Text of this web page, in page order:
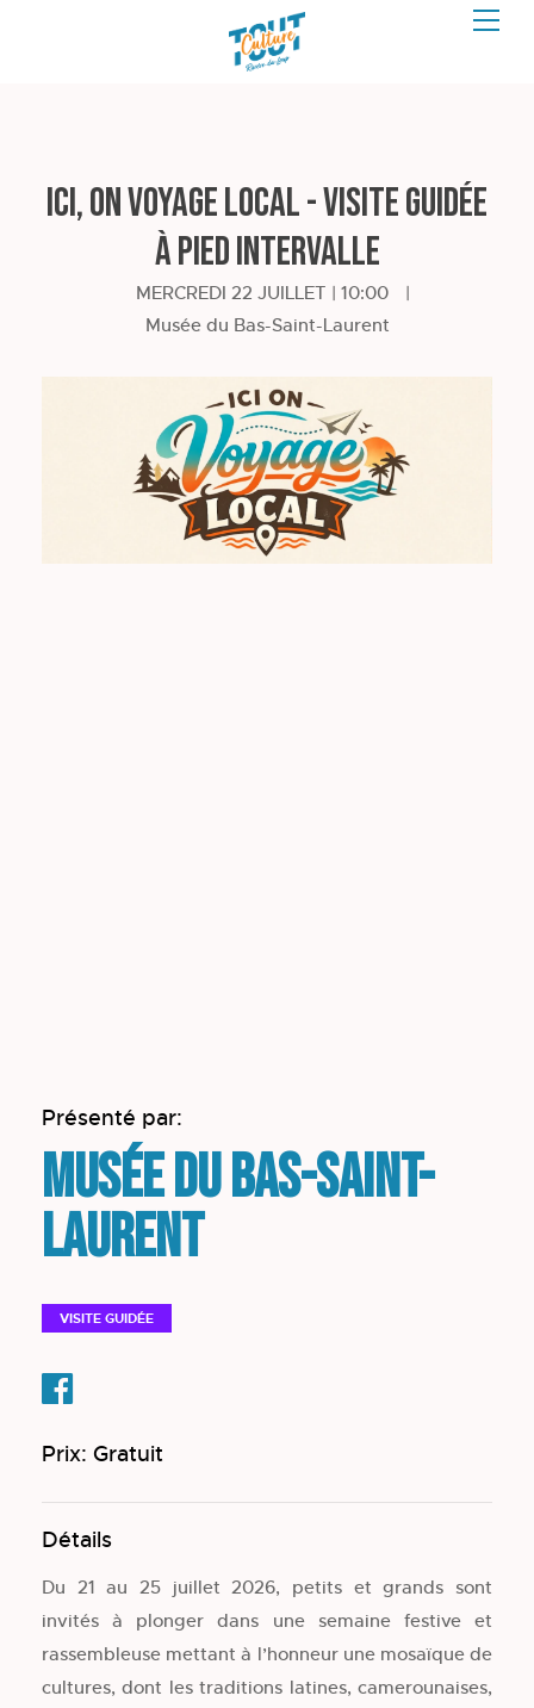
ICI, on voyage local - visite guidée
à pied Intervalle
MERCREDI 22 JUILLET | 10:00
|
Musée du Bas-Saint-Laurent
Présenté par:
Musée du Bas-Saint-
Laurent
VISITE GUIDÉE
Prix: Gratuit
Détails
Du 21 au 25 juillet 2026, petits et grands sont
invités à plonger dans une semaine festive et
rassembleuse mettant à l’honneur une mosaïque de
cultures, dont les traditions latines, camerounaises,